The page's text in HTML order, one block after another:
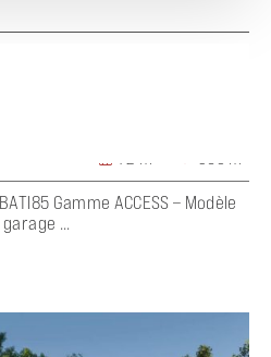
72 m² 365 m²
Gamme ACCESS – Modèle
...